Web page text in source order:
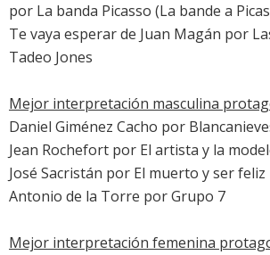
por La banda Picasso (La bande a
Te vaya esperar de Juan Magán por
Tadeo Jones
Mejor interpretación masculina
Daniel Giménez Cacho por
Jean Rochefort por El artista y la
José Sacristán por El muerto y ser feliz
Antonio de la Torre porGrupo 7
Mejor interpretación femenina